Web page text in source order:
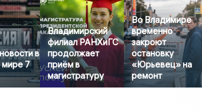
в
мире 7
Владимирский
филиал РАНХиГС
продолжает
приём в
магистратуру
Во Владимире
временно
закроют
остановку
«Юрьевец» на
ремонт